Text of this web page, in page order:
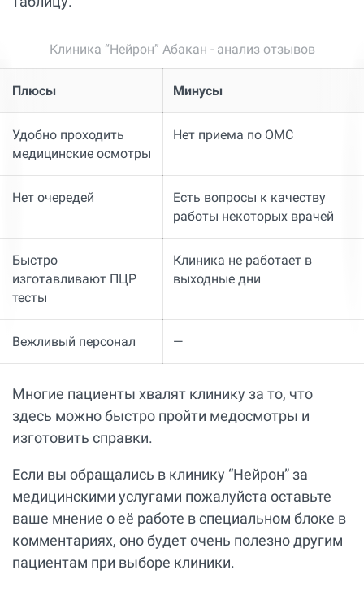
Клиника “Нейрон” Абакан - анализ отзывов
Плюсы Минусы
Удобно проходить
медицинские осмотры
Нет приема по ОМС
Нет очередей
Есть вопросы к качеству
работы некоторых врачей
Быстро
изготавливают ПЦР
тесты
Клиника не работает в
выходные дни
Вежливый персонал —
Многие пациенты хвалят клинику за то, что
здесь можно быстро пройти медосмотры и
изготовить справки.
Если вы обращались в клинику “Нейрон” за
медицинскими услугами пожалуйста оставьте
ваше мнение о её работе в специальном блоке в
комментариях, оно будет очень полезно другим
пациентам при выборе клиники.